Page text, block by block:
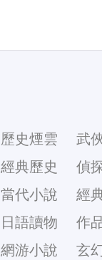
歷史煙雲 武
經典歷史 偵
當代小說 經
日語讀物 作
網游小說 玄